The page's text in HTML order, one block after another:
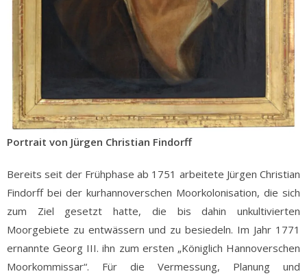
Portrait von Jürgen Christian Findorff
Bereits seit der Frühphase ab 1751 arbeitete Jürgen Christian
Findorff bei der kurhannoverschen Moorkolonisation, die sich
zum Ziel gesetzt hatte, die bis dahin unkultivierten
Moorgebiete zu entwässern und zu besiedeln. Im Jahr 1771
ernannte Georg III. ihn zum ersten „Königlich Hannoverschen
Moorkommissar“. Für die Vermessung, Planung und